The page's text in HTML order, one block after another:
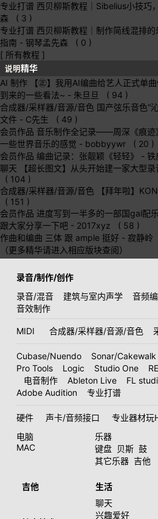
专业打谱 西贝柳斯教程｜Sibelius小技巧
森 ( 3 )
专业打谱 西贝柳斯教程｜制作简线混排
指南 - 钢琴孟先森 ( 0 )
[ 所有教程 ]
说明精华
AI 制作
【㊣】我用AI编曲给艺人正式单
到来的一些看法~ - 朱旦旦 ( 94 )
合成器/采样器/音源/音色 国产弦乐音色“
文件 - C先生 ( 49 )
会员作品 音乐制作全记录——周深《痕迹
一些世界音乐的感觉 - bobbyywr ( 20 )
会员作品 编曲记录：张靓颖《轻轻》
-
聊天
【超长图文】从头开始建一家大型
( 104 )
合成器/采样器/音源/音色
【拜年啦】
( 151 )
会员作品 进度写到一半多的一部国gal配
跟大家分享一下吧 - 2017xyz ( 58 )
作曲和编曲 三体 跟 ample 挺好 - 寂静
（更多精华请进入相应版块查阅）
录音/制作/创作
录音/混音
建筑与室内声学 音频
音效制作
MIDI 合成器/采样器/音源/音色
Cubase/Nuendo Sonar/Cakewalk
Pro Tools
Logic Studio One
电音制作
Ableton Live FL
Adobe Audition
专业打谱
硬件 声卡/音频接口
专业器材玩
电脑
MAC
乐器
键盘 贝斯 鼓
其它乐器 吉他
吉他
生活
聊天
兴趣爱好